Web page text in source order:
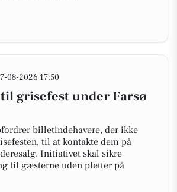
08-2026 17:50
grisefest under Farsø
billetindehavere, der ikke
til at kontakte dem på
Initiativet skal sikre
til gæsterne uden pletter på